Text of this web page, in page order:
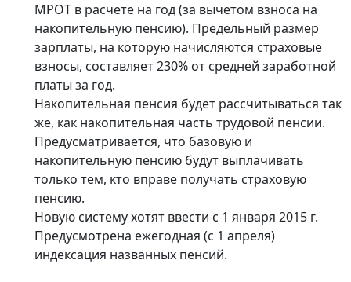
МРОТ в расчете на год (за вычетом взноса на
накопительную пенсию). Предельный размер
зарплаты, на которую начисляются страховые
взносы, составляет 230% от средней заработной
платы за год.
Накопительная пенсия будет рассчитываться так
же, как накопительная часть трудовой пенсии.
Предусматривается, что базовую и
накопительную пенсию будут выплачивать
только тем, кто вправе получать страховую
пенсию.
Новую систему хотят ввести с 1 января 2015 г.
Предусмотрена ежегодная (с 1 апреля)
индексация названных пенсий.